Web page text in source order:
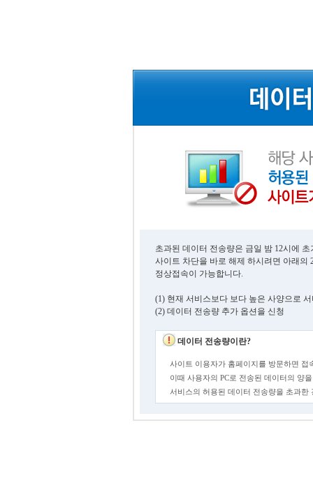
초과된 데이터 전송량은 금일 밤 12시에
사이트 차단을 바로 해제 하시려면 아래의
정상접속이 가능합니다.
(1) 현재 서비스보다 보다 높은 사양으로
(2) 데이터 전송량 추가 옵션을 신청
데이터 전송량이란?
사이트 이용자가 홈페이지를 방문하면 접
이때 사용자의 PC로 전송된 데이터의 양
서비스의 허용된 데이터 전송량을 초과